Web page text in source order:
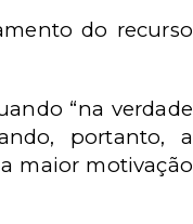
do recurso
“na verdade
portanto, a
maior motivação